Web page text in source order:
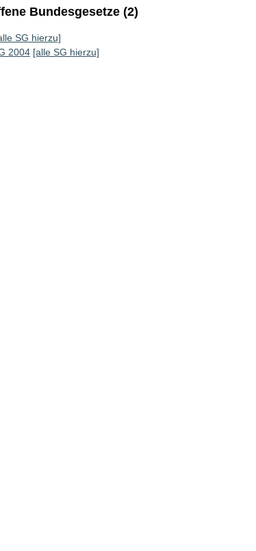
Bundesgesetze (2)
SG hierzu]
2004 [alle SG hierzu]